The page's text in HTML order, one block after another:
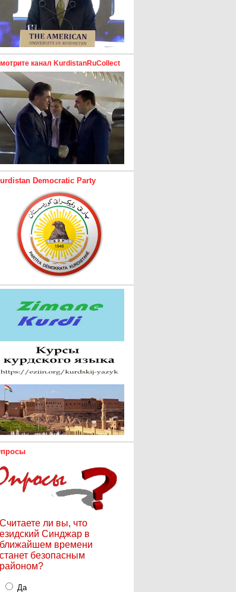
канал KurdistanRuCollect
Democratic Party
Считаете ли вы, что
езидский Синджар в
ближайшем времени
станет безопасным
районом?
Да